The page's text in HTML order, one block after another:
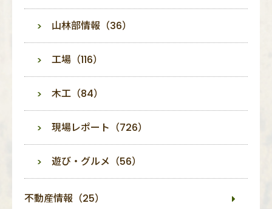
山林部情報（36）
工場（116）
木工（84）
現場レポート（726）
遊び・グルメ（56）
不動産情報（25）